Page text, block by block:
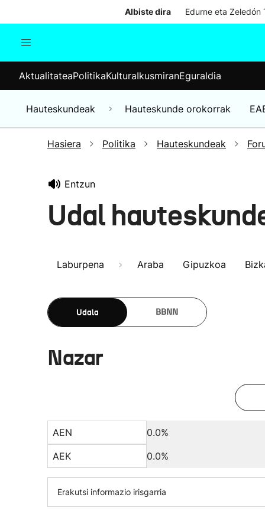
Albiste dira Edurne eta Zeledón
Munduko albisteak
Hauteskundeak
AktualitateaPolitikaKulturaIkusmiranEguraldia
Hauteskundeak Hauteskunde orokorrak
Hasiera Politika Hauteskundeak
Entzun
Udal
Laburpena Araba Gipuzkoa
Udala BBNN
Nazar
AEN
0.0%
AEK
0.0%
Erakutsi informazio irisgarria